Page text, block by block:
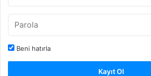
Beni hatırla
Kayıt Ol